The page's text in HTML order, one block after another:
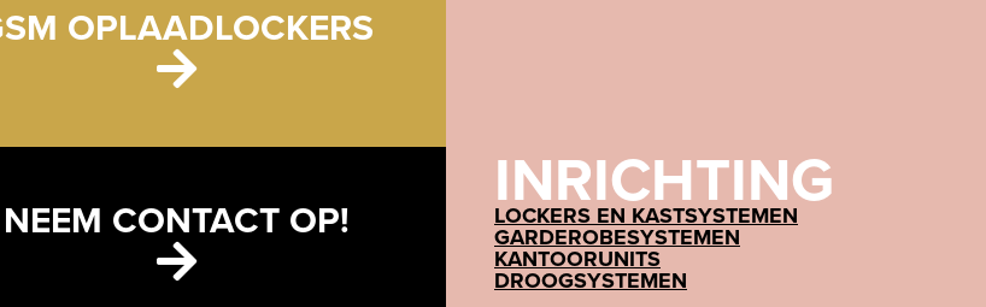
OPLAADLOCKERS
NEEM CONTACT OP! INRICHTING
LOCKERS EN KASTSYSTEMEN
GARDEROBESYSTEMEN
KANTOORUNITS
DROOGSYSTEMEN